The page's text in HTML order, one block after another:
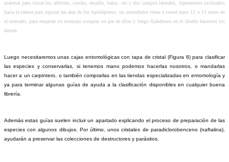
material para clavar los alfileres, corcho, emalén, balsa...etc.y dos cuerpos laterales, ligeramente inclinados
hacia la ranura para reposar las alas de los lepidópteros, un extendedor viene a costar unos 12 o 15 euros en
el mercado, para empezar yo aconsejo comprar un par de ellos y luego fijándonos en el diseño hacernos los
demás.
Luego necesitaremos unas cajas entomológicas con tapa de cristal (Figura 8) para clasificar
las especies y conservarlas, si tenemos mano podemos hacerlas nosotros, o mandarlas
hacer a un carpintero, o también comprarlas en las tiendas especializadas en entomología y
ya para terminar algunas guías de ayuda a la clasificación disponibles en cualquier buena
librería.
Además estas guías suelen incluir un apartado explicando el proceso de preparación de las
especies con algunos dibujos. Por último, unos cristales de paradiclorobenceno (naftalina),
ayudarán a preservar las colecciones de destructores y parásitos.